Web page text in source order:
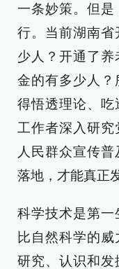
一条妙策。但是
行。当前湖南省
少人？开通了
金的有多少人？
得悟透理论、吃
工作者深入研
人民群众宣传
落地，才能真正
科学技术是第一
比自然科学的
研究、认识和发